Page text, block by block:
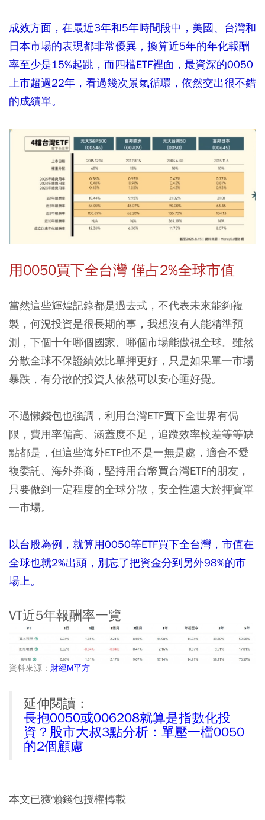
成效方面，在最近3年和5年時間段中，美國、台灣和
日本市場的表現都非常優異，換算近5年的年化報酬
率至少是15%起跳，而四檔ETF裡面，最資深的0050
上市超過22年，看過幾次景氣循環，依然交出很不錯
的成績單。
用0050買下全台灣 僅占2%全球市值
當然這些輝煌記錄都是過去式，不代表未來能夠複
製，何況投資是很長期的事，我想沒有人能精準預
測，下個十年哪個國家、哪個市場能傲視全球。雖然
分散全球不保證績效比單押更好，只是如果單一市場
暴跌，有分散的投資人依然可以安心睡好覺。
不過懶錢包也強調，利用台灣ETF買下全世界有侷
限，費用率偏高、涵蓋度不足，追蹤效率較差等等缺
點都是，但這些海外ETF也不是一無是處，適合不愛
複委託、海外券商，堅持用台幣買台灣ETF的朋友，
只要做到一定程度的全球分散，安全性遠大於押寶單
一市場。
以台股為例，就算用0050等ETF買下全台灣，市值在
全球也就2%出頭，別忘了把資金分到另外98%的市
場上。
VT近5年報酬率一覽
資料來源： 財經M平方
延伸閱讀：
長抱0050或006208就算是指數化投
資？股市大叔3點分析：單壓一檔0050
的2個顧慮
本文已獲懶錢包授權轉載